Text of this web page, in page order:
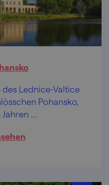
Lednice-Valtice
Pohansko,
...